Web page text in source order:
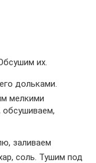
их.
дольками.
мелкими
обсушиваем,
заливаем
соль. Тушим под